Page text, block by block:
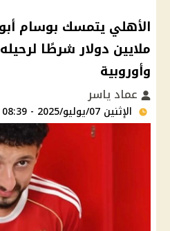
ملايين دولار شرطًا
وأوروبية
عماد ياسر
الإثنين 07/يوليو/2025 - 08:39 م